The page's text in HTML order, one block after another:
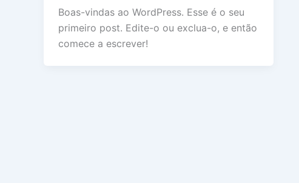
Boas-vindas ao WordPress. Esse é o seu
primeiro post. Edite-o ou exclua-o, e então
comece a escrever!